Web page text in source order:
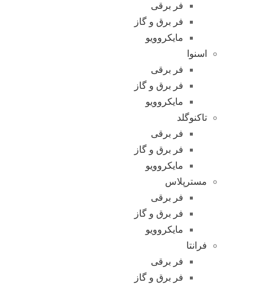
فر برقی
فر برق و گاز
مایکروویو
اسنوا
فر برقی
فر برق و گاز
مایکروویو
تاکنوگلد
فر برقی
فر برق و گاز
مایکروویو
مسترپلاس
فر برقی
فر برق و گاز
مایکروویو
فرانتا
فر برقی
فر برق و گاز